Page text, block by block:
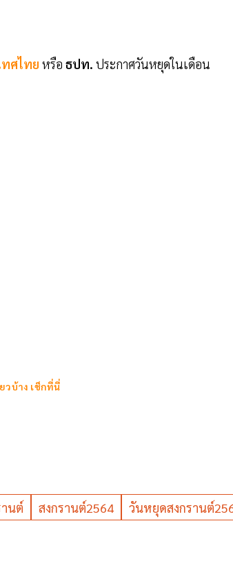
ทศไทย หรือ ธปท. ประกาศวันหยุดในเดือน
วบ้าง เช็กที่นี่
นต์ สงกรานต์2564
วันหยุดสงกรานต์